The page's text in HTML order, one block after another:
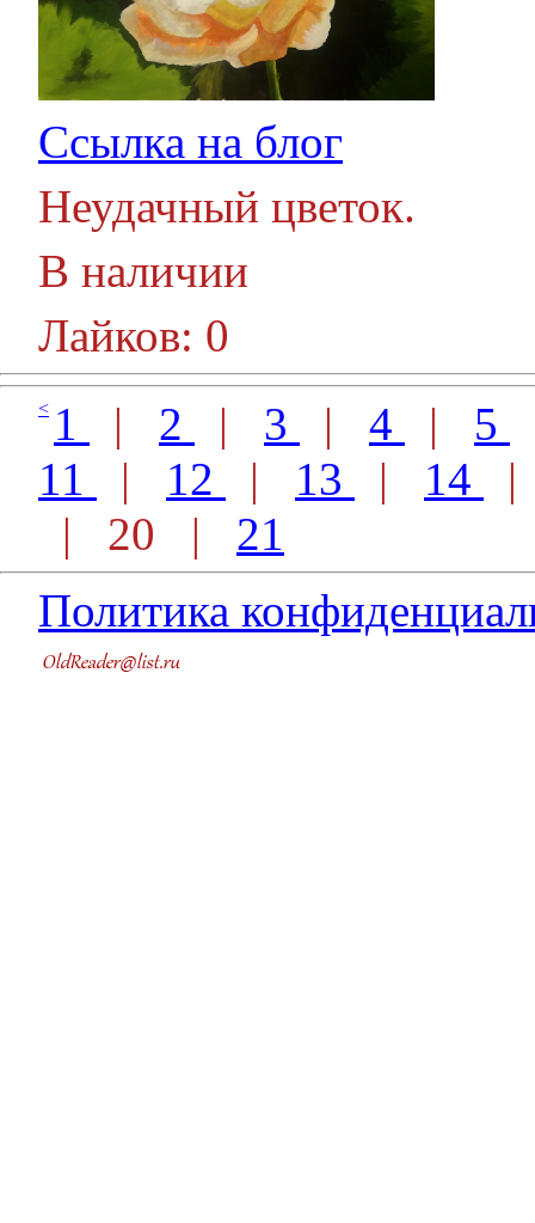
Ссылка на блог
Неудачный цветок.
В наличии
Лайков: 0
< 1 | 2 | 3 | 4 | 5
11
| 12 | 13 | 14
| 20 | 21
Политика